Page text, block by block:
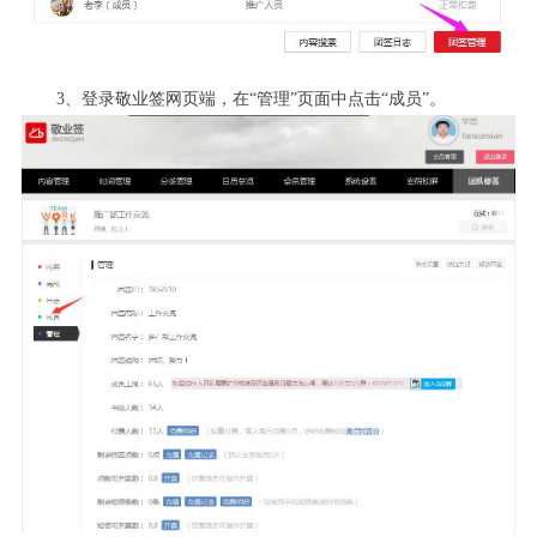
3、登录敬业签网页端，在“管理”页面中点击“成员”。